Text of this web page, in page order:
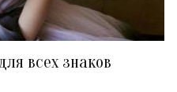
всех знаков